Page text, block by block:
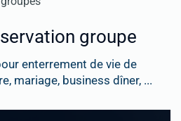
groupe
enterrement de vie de
mariage, business dîner, ...